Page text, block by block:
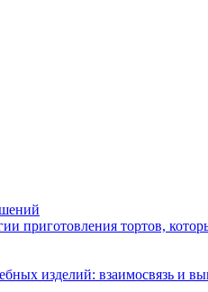
приготовления тортов,
изделий: взаимосвязь и